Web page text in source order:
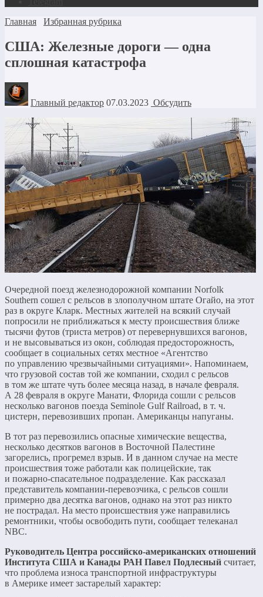
Главная
Избранная рубрика
США: Железные дороги — одна
сплошная катастрофа
Главный редактор 07.03.2023 Обсудить
Очередной поезд железнодорожной компании Norfolk
Southern сошел с рельсов в злополучном штате Огайо, на этот
раз в округе Кларк. Местных жителей на всякий случай
попросили не приближаться к месту происшествия ближе
тысячи футов (триста метров) от перевернувшихся вагонов,
и не высовываться из окон, соблюдая предосторожность,
сообщает в социальных сетях местное «Агентство
по управлению чрезвычайными ситуациями». Напоминаем,
что грузовой состав той же компании, сходил с рельсов
в том же штате чуть более месяца назад, в начале февраля.
А 28 февраля в округе Манати, Флорида сошли с рельсов
несколько вагонов поезда Seminole Gulf Railroad, в т. ч.
цистерн, перевозивших пропан. Американцы напуганы.
В тот раз перевозились опасные химические вещества,
несколько десятков вагонов в Восточной Палестине
загорелись, прогремел взрыв. И в данном случае на месте
происшествия тоже работали как полицейские, так
и пожарно-спасательное подразделение. Как рассказал
представитель компании-перевозчика, с рельсов сошли
примерно два десятка вагонов, однако на этот раз никто
не пострадал. На место происшествия уже направились
ремонтники, чтобы освободить пути, сообщает телеканал
NBC.
Руководитель Центра российско-американских отношений
Института США и Канады РАН Павел Подлесный считает,
что проблема износа транспортной инфраструктуры
в Америке имеет застарелый характер: